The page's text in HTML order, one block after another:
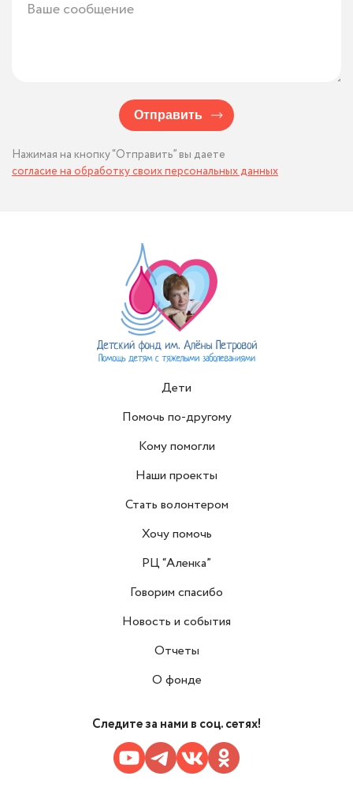
Отправить
Нажимая на кнопку “Отправить” вы даете
согласие на обработку своих персональных данных
Дети
Помочь по-другому
Кому помогли
Наши проекты
Стать волонтером
Хочу помочь
РЦ “Аленка”
Говорим спасибо
Новость и события
Отчеты
О фонде
Следите за нами в соц. сетях!